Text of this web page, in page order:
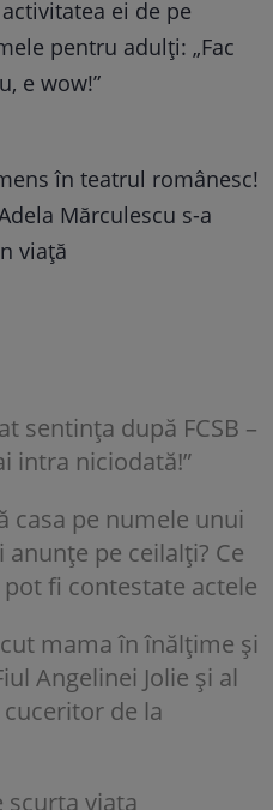
ei de pe
pentru adulți: „Fac
e wow!”
în teatrul românesc!
Mărculescu s-a
viață
sentința după FCSB –
intra niciodată!”
casa pe numele unui
pe ceilalți? Ce
fi contestate actele
mama în înălțime și
Angelinei Jolie și al
de la
scurta viața